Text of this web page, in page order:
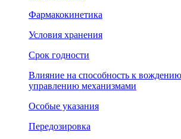
Фармакокинетика
Условия хранения
Срок годности
Влияние на способность к
управлению механизмами
Особые указания
Передозировка